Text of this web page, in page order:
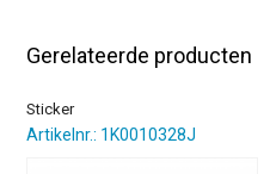
Gerelateerde producten
Sticker
Artikelnr.: 1K0010328J